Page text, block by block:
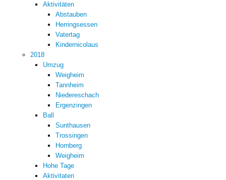
Aktivitäten
Abstauben
Herringsessen
Vatertag
Kindernicolaus
2018
Umzug
Weigheim
Tannheim
Niedereschach
Ergenzingen
Ball
Sunthausen
Trossingen
Hornberg
Weigheim
Hohe Tage
Aktivitaten